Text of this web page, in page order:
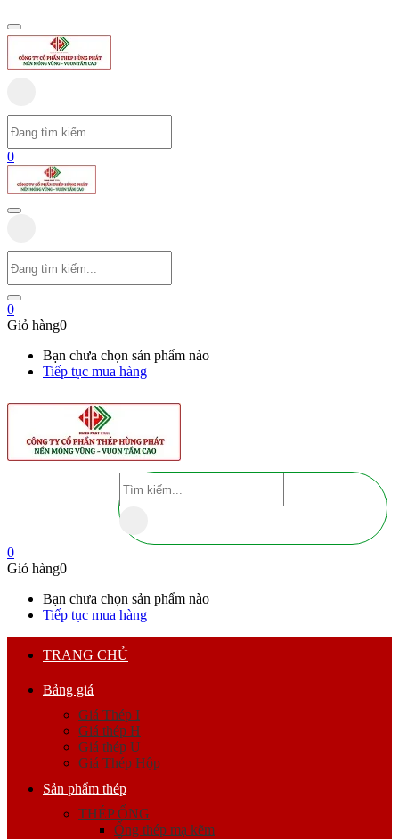
0
0
Giỏ hàng0
Bạn chưa chọn sản phẩm nào
Tiếp tục mua hàng
0
Giỏ hàng0
Bạn chưa chọn sản phẩm nào
Tiếp tục mua hàng
TRANG CHỦ
Bảng giá
Giá Thép I
Giá thép H
Giá thép U
Giá Thép Hộp
Sản phẩm thép
THÉP ỐNG
Ống thép mạ kẽm